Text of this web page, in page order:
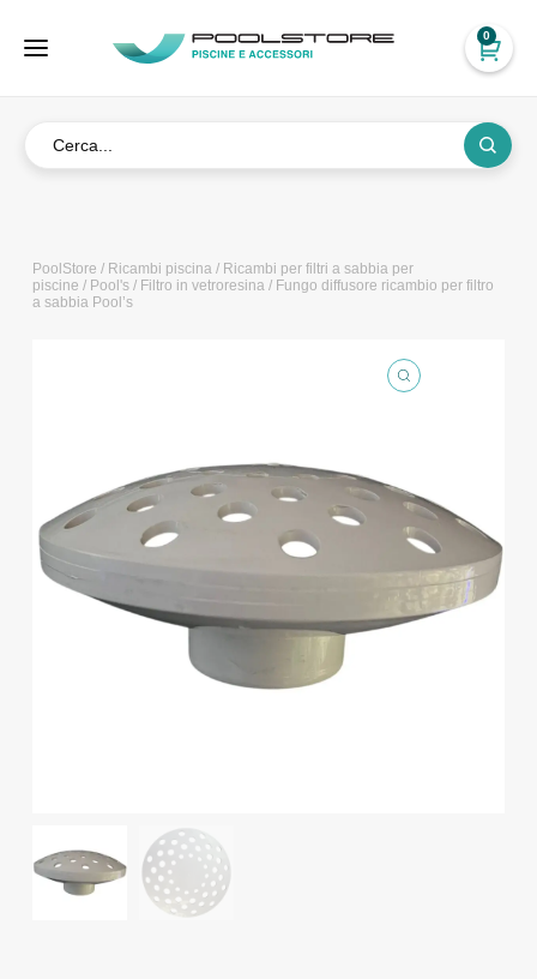
0
PoolStore / Ricambi piscina/ Ricambi per filtri a sabbia per
piscine / Pool's/ Filtro in vetroresina/ Fungo diffusore ricambio per filtro
a sabbia Pool’s